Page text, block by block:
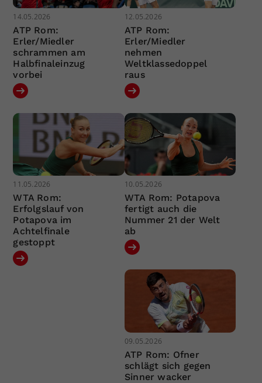
14.05.2026
ATP Rom:
Erler/Miedler
schrammen am
Halbfinaleinzug
vorbei
12.05.2026
ATP Rom:
Erler/Miedler
nehmen
Weltklassedoppel
raus
11.05.2026
WTA Rom:
Erfolgslauf von
Potapova im
Achtelfinale
gestoppt
10.05.2026
WTA Rom: Potapova
fertigt auch die
Nummer 21 der Welt
ab
09.05.2026
ATP Rom: Ofner
schlägt sich gegen
Sinner wacker